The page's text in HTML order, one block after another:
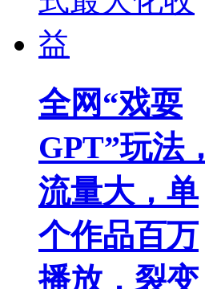
全网“戏耍
GPT”玩法，
流量大，单
个作品百万
播放，裂变